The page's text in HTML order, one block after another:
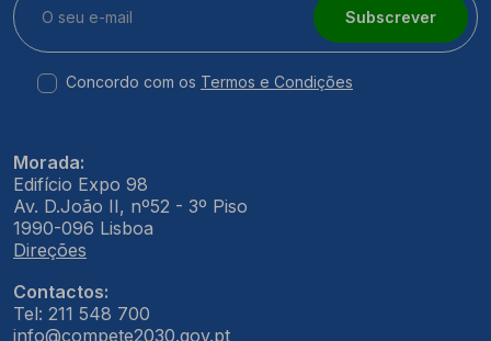
Subscrever
Concordo com os Termos e Condições
Morada:
Edifício Expo 98
Av. D.João II, nº52 - 3º Piso
1990-096 Lisboa
Direções
Contactos:
Tel: 211 548 700
info@compete2030.gov.pt